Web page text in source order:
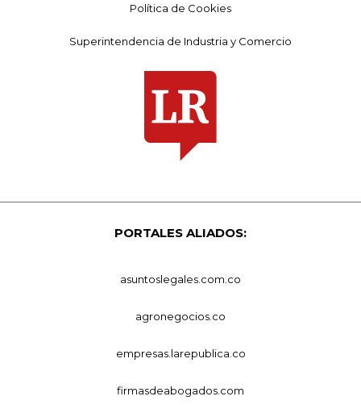
Política de Cookies
Superintendencia de Industria y Comercio
PORTALES ALIADOS:
asuntoslegales.com.co
agronegocios.co
empresas.larepublica.co
firmasdeabogados.com